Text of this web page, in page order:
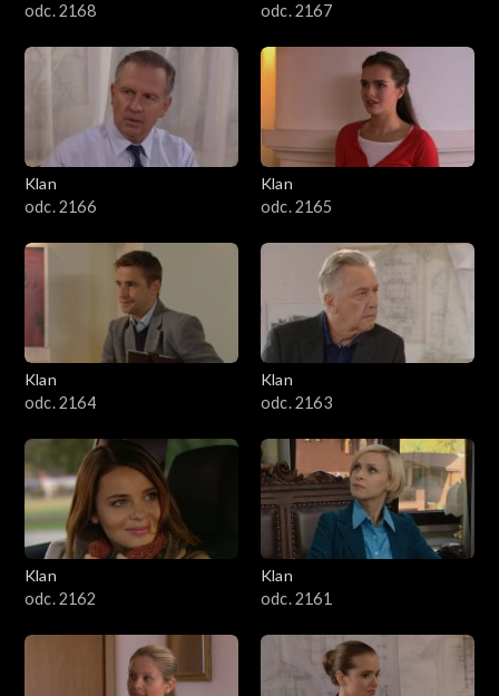
odc. 2168
odc. 2167
Klan
odc. 2166
Klan
odc. 2165
Klan
odc. 2164
Klan
odc. 2163
Klan
odc. 2162
Klan
odc. 2161